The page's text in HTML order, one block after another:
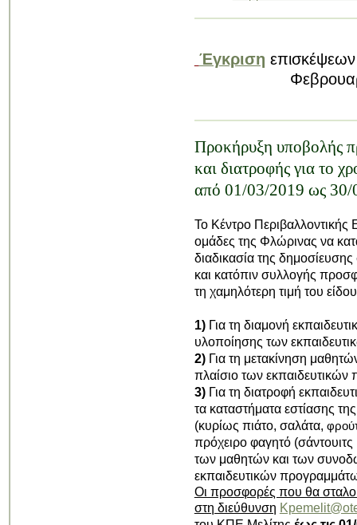
Έγκριση
Φεβρουαρίου-
Προκήρυξη υποβολής
και διατροφής για το
από 01/03/2019 ως 30/
Το Κέντρο Περιβαλλοντικής
ομάδες της Φλώρινας να
διαδικασία της
και κατόπιν συλλογής
τη χαμηλότερη τιμή του
1)Για τη διαμονή
υλοποίησης των
2)Για τη μετακίνηση
πλαίσιο των
3)Για τη διατροφή
τα καταστήματα εστίασης
(κυρίως πιάτο, σαλάτα,
πρόχειρο φαγητό (σάντουιτς
των μαθητών και των
εκπαιδευτικών
Οι προσφορές που θα
στη διεύθυνση